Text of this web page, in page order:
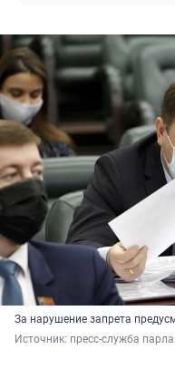
За нарушение запрета
Источник: пресс-служба